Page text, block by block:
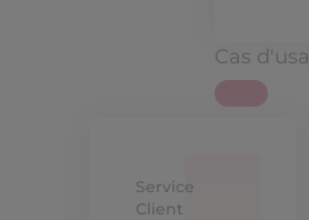
Cas
Service
Client